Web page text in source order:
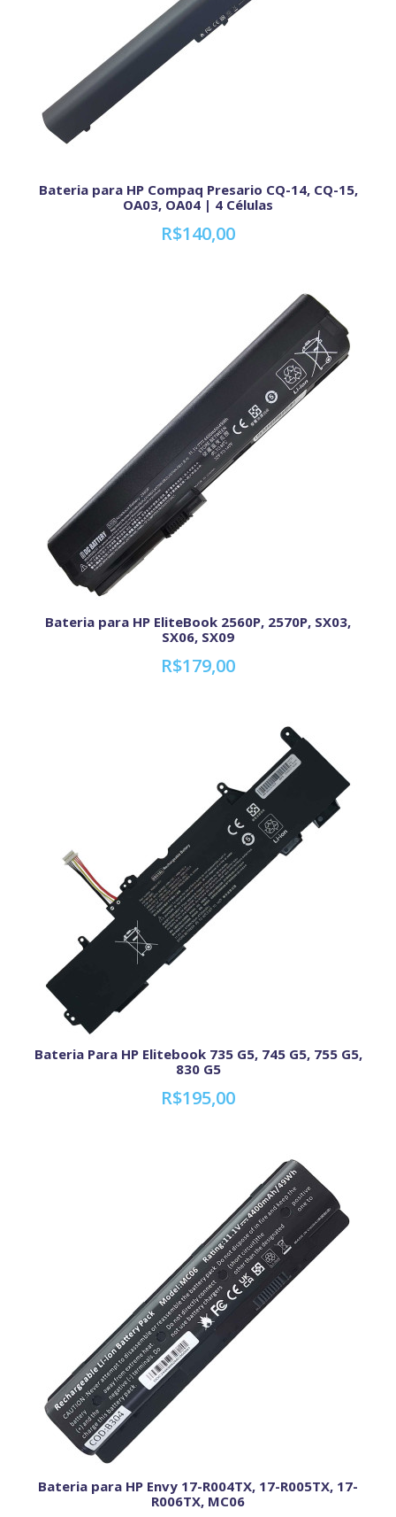
Bateria para HP Compaq Presario CQ-14, CQ-15,
OA03, OA04 | 4 Células
R$140,00
Bateria para HP EliteBook 2560P, 2570P, SX03,
SX06, SX09
R$179,00
Bateria Para HP Elitebook 735 G5, 745 G5, 755 G5,
830 G5
R$195,00
Bateria para HP Envy 17-R004TX, 17-R005TX, 17-
R006TX, MC06